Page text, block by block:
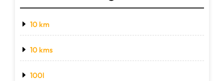
10 km
10 kms
100l